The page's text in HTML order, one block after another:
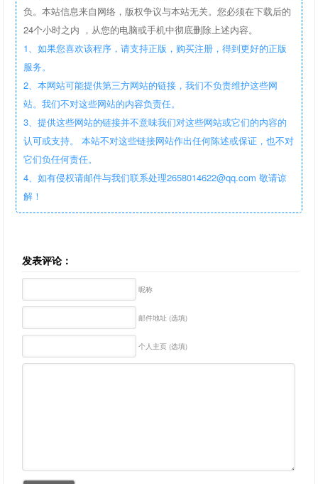
负。本站信息来自网络，版权争议与本站无关。您必须在下载后的
24个小时之内 ，从您的电脑或手机中彻底删除上述内容。
1、如果您喜欢该程序，请支持正版，购买注册，得到更好的正版
服务。
2、本网站可能提供第三方网站的链接，我们不负责维护这些网
站。我们不对这些网站的内容负责任。
3、提供这些网站的链接并不意味我们对这些网站或它们的内容的
认可或支持。 本站不对这些链接网站作出任何陈述或保证，也不对
它们负任何责任。
4、如有侵权请邮件与我们联系处理2658014622@qq.com 敬请谅
解！
发表评论：
昵称
邮件地址 (选填)
个人主页 (选填)